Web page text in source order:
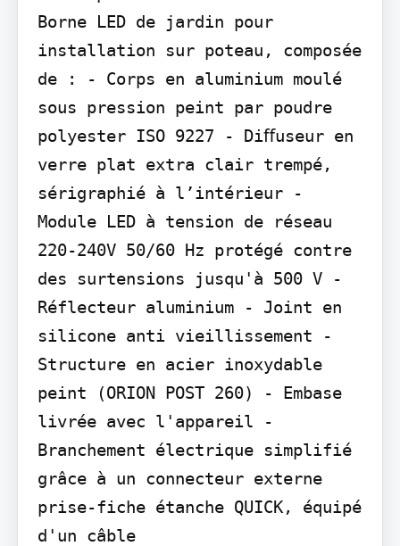
Borne LED de jardin pour
installation sur poteau, composée
de : - Corps en aluminium moulé
sous pression peint par poudre
polyester ISO 9227 - Diﬀuseur en
verre plat extra clair trempé,
sérigraphié à l’intérieur -
Module LED à tension de réseau
220-240V 50/60 Hz protégé contre
des surtensions jusqu'à 500 V -
Réflecteur aluminium - Joint en
silicone anti vieillissement -
Structure en acier inoxydable
peint (ORION POST 260) - Embase
livrée avec l'appareil -
Branchement électrique simplifié
grâce à un connecteur externe
prise-fiche étanche QUICK, équipé
d'un câble